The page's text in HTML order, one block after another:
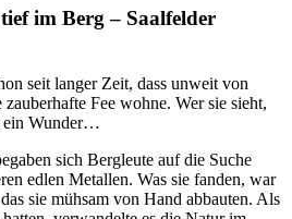
im Berg – Saalfelder
seit langer Zeit, dass unweit von
Fee wohne. Wer sie sieht,
ein Wunder…
sich Bergleute auf die Suche
edlen Metallen. Was sie fanden, war
sie mühsam von Hand abbauten. Als